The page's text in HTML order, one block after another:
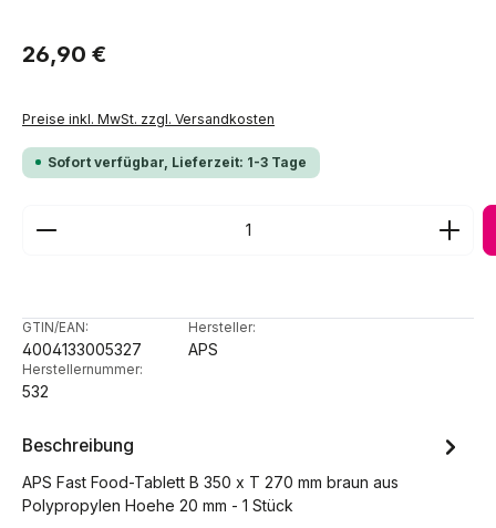
Regulärer Preis:
26,90 €
Preise inkl. MwSt. zzgl. Versandkosten
Sofort verfügbar, Lieferzeit: 1-3 Tage
Produkt Anzahl: Gib den gewünschten Wert ein
GTIN/EAN:
4004133005327
Hersteller:
APS
Herstellernummer:
532
Beschreibung
APS Fast Food-Tablett B 350 x T 270 mm braun aus
Polypropylen Hoehe 20 mm - 1 Stück